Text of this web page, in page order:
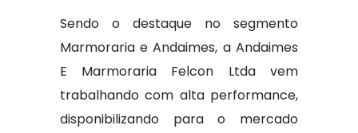
Sendo o destaque no segmento
Marmoraria e Andaimes, a Andaimes
E Marmoraria Felcon Ltda vem
trabalhando com alta performance,
disponibilizando para o mercado